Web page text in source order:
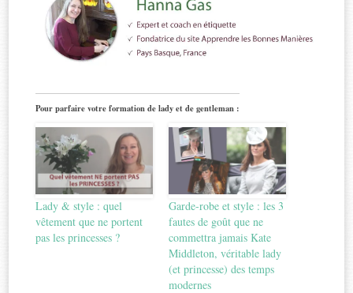
Pour parfaire votre formation de lady et de gentleman :
Lady & style : quel
vêtement que ne portent
pas les princesses ?
Garde-robe et style : les 3
fautes de goût que ne
commettra jamais Kate
Middleton, véritable lady
(et princesse) des temps
modernes